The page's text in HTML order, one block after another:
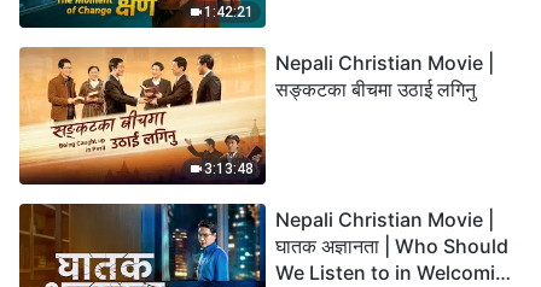
1:42:21
3:13:48
Nepali Christian Movie |
सङ्कटका बीचमा उठाई लगिनु
Nepali Christian Movie |
घातक अज्ञानता | Who Should
We Listen to in Welcoming